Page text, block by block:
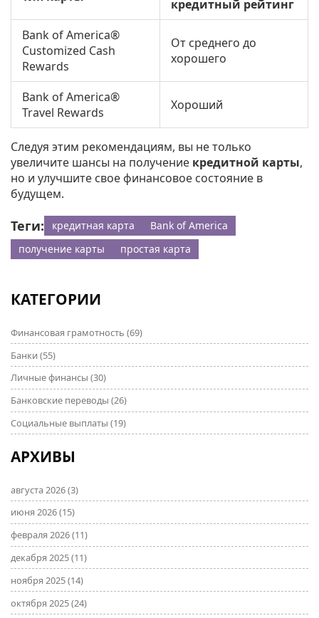
кредитный рейтинг
Bank of America®
Customized Cash
Rewards
От среднего до
хорошего
Bank of America®
Travel Rewards
Хороший
Следуя этим рекомендациям, вы не только
увеличите шансы на получение кредитной карты,
но и улучшите свое финансовое состояние в
будущем.
Теги: кредитная карта
Bank of America
получение карты
простая карта
КАТЕГОРИИ
Финансовая грамотность (69)
Банки (55)
Личные финансы (30)
Банковские переводы (26)
Социальные выплаты (19)
АРХИВЫ
августа 2026(3)
июня 2026(15)
февраля 2026(11)
декабря 2025(11)
ноября 2025(14)
октября 2025(24)